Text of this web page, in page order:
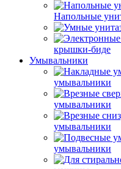
Напольные
крышки-биде
Умывальники
умывальники
умывальники
умывальники
умывальники